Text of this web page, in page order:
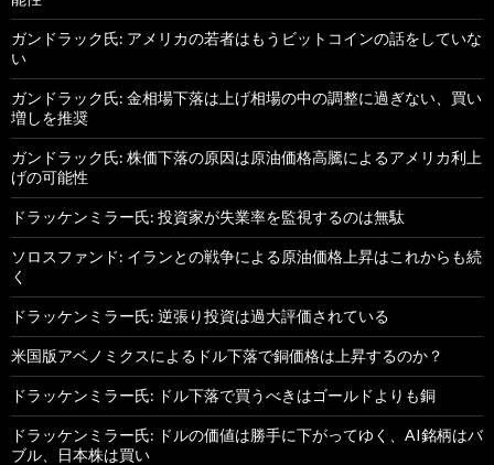
ガンドラック氏: アメリカの若者はもうビットコインの話をしていな
い
ガンドラック氏: 金相場下落は上げ相場の中の調整に過ぎない、買い
増しを推奨
ガンドラック氏: 株価下落の原因は原油価格高騰によるアメリカ利上
げの可能性
ドラッケンミラー氏: 投資家が失業率を監視するのは無駄
ソロスファンド: イランとの戦争による原油価格上昇はこれからも続
く
ドラッケンミラー氏: 逆張り投資は過大評価されている
米国版アベノミクスによるドル下落で銅価格は上昇するのか？
ドラッケンミラー氏: ドル下落で買うべきはゴールドよりも銅
ドラッケンミラー氏: ドルの価値は勝手に下がってゆく、AI銘柄はバ
ブル、日本株は買い